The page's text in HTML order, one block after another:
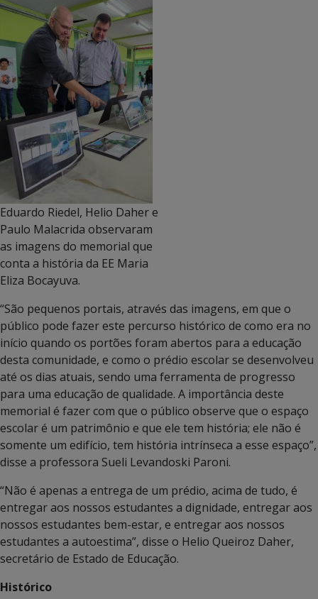
Eduardo Riedel, Helio Daher e
Paulo Malacrida observaram
as imagens do memorial que
conta a história da EE Maria
Eliza Bocayuva.
“São pequenos portais, através das imagens, em que o
público pode fazer este percurso histórico de como era no
início quando os portões foram abertos para a educação
desta comunidade, e como o prédio escolar se desenvolveu
até os dias atuais, sendo uma ferramenta de progresso
para uma educação de qualidade. A importância deste
memorial é fazer com que o público observe que o espaço
escolar é um patrimônio e que ele tem história; ele não é
somente um edifício, tem história intrínseca a esse espaço”,
disse a professora Sueli Levandoski Paroni.
“Não é apenas a entrega de um prédio, acima de tudo, é
entregar aos nossos estudantes a dignidade, entregar aos
nossos estudantes bem-estar, e entregar aos nossos
estudantes a autoestima”, disse o Helio Queiroz Daher,
secretário de Estado de Educação.
Histórico